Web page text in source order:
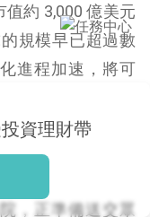
約 3,000 億美元
規模早已超過數
進程加速，將可
，正準備送交眾
資理財帶
缺這咖？股
免費帶回
歐小刺蝟 20
務